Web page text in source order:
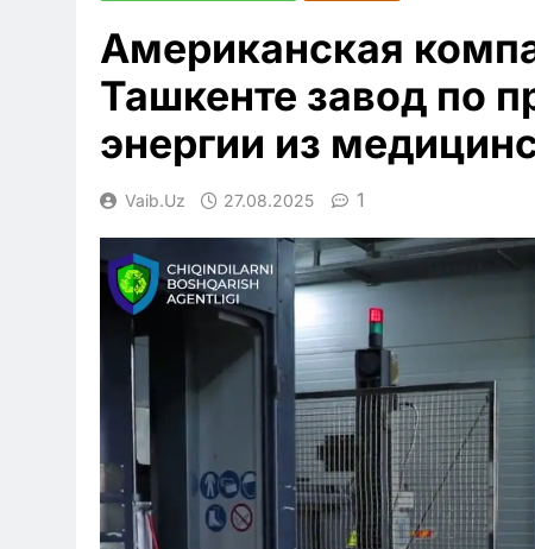
Американская
Ташкенте завод по
энергии из
Vaib.uz 27.08.2025 1